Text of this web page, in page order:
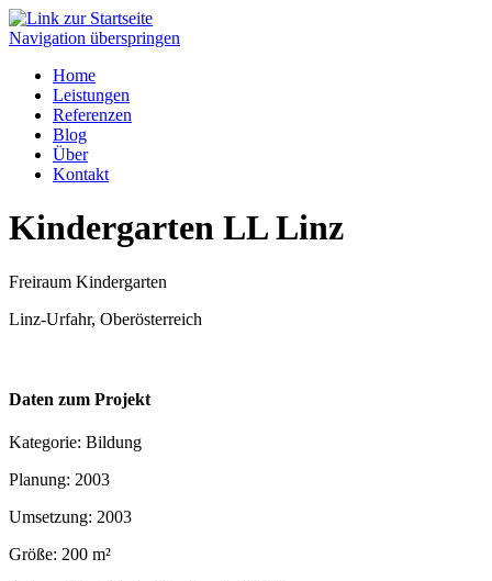
Navigation überspringen
Home
Leistungen
Referenzen
Blog
Über
Kontakt
Kindergarten LL Linz
Freiraum Kindergarten
Linz-Urfahr, Oberösterreich
Daten zum Projekt
Kategorie: Bildung
Planung: 2003
Umsetzung: 2003
Größe: 200 m²